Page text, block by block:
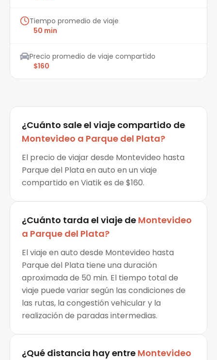
Tiempo promedio de viaje
50 min
Precio promedio de viaje compartido
$160
¿Cuánto sale el viaje compartido de
Montevideo a Parque del Plata?
El precio de viajar desde Montevideo hasta
Parque del Plata en auto en un viaje
compartido en Viatik es de $160.
¿Cuánto tarda el viaje de Montevideo
a Parque del Plata?
El viaje en auto desde Montevideo hasta
Parque del Plata tiene una duración
aproximada de 50 min. El tiempo total de
viaje puede variar según las condiciones de
las rutas, la congestión vehicular y la
realización de paradas intermedias.
¿Qué distancia hay entre Montevideo